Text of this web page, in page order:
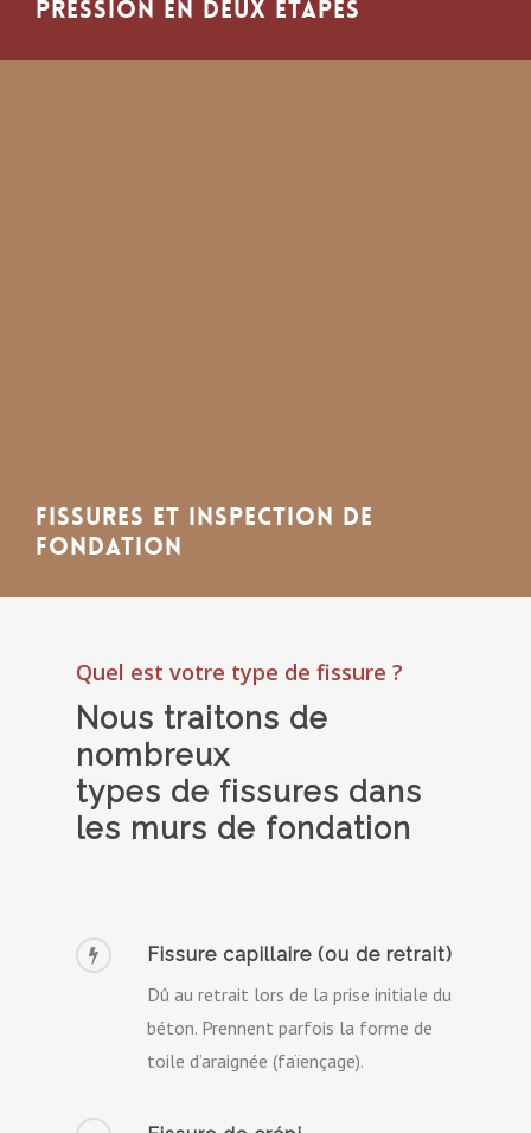
pression en deux étapes
Fissures et inspection de
fondation
Quel est votre type de fissure ?
Nous traitons de
nombreux
types de fissures dans
les murs de fondation
Fissure capillaire (ou de retrait)
Dû au retrait lors de la prise initiale du
béton. Prennent parfois la forme de
toile d’araignée (faïençage).